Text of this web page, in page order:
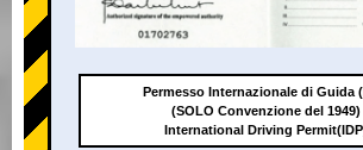
Permesso Internazionale di Guida
(SOLO Convenzione del 1949)
International Driving